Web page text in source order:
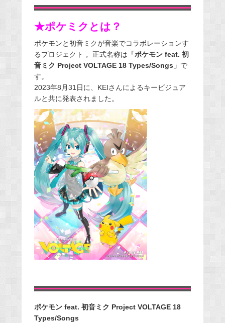
★ポケミクとは？
ポケモンと初音ミクが音楽でコラボレーションす
るプロジェクト 。正式名称は 「ポケモン feat. 初
音ミク Project VOLTAGE 18 Types/Songs」 で
す。
2023年8月31日に、KEIさんによるキービジュア
ルと共に発表されました。
ポケモン feat. 初音ミク Project VOLTAGE 18
Types/Songs